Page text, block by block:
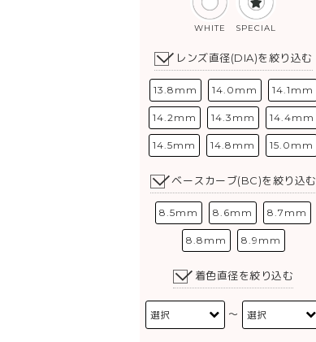
WHITE SPECIAL
レンズ直径(DIA)を絞り込む
13.8mm 14.0mm 14.1mm
14.2mm 14.3mm 14.4mm
14.5mm 14.8mm 15.0mm
ベースカーブ(BC)を絞り込む
8.5mm 8.6mm 8.7mm
8.8mm 8.9mm
着色直径を絞り込む
〜